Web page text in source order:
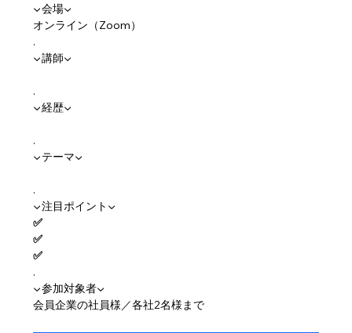
▼会場▼
オンライン（Zoom）
.
▼講師▼
.
▼経歴▼
.
▼テーマ▼
.
▼注目ポイント▼
✅
✅
✅
.
▼参加対象者▼
会員企業の社員様／各社2名様まで